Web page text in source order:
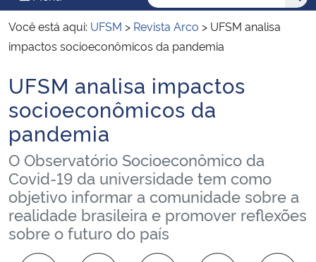
Ministério das Relações Exteriores
Ministério da Infraestrutura
Ministério da Agricultura, Pecuária e Abastecimento
Ministério da Educação
Ministério da Cidadania
Você está aqui: UFSM > Revista Arco > UFSM analisa
impactos socioeconômicos da pandemia
Início do conteúdo
UFSM analisa impactos
socioeconômicos da
pandemia
O Observatório Socioeconômico da
Covid-19 da universidade tem como
objetivo informar a comunidade sobre a
realidade brasileira e promover reflexões
sobre o futuro do país